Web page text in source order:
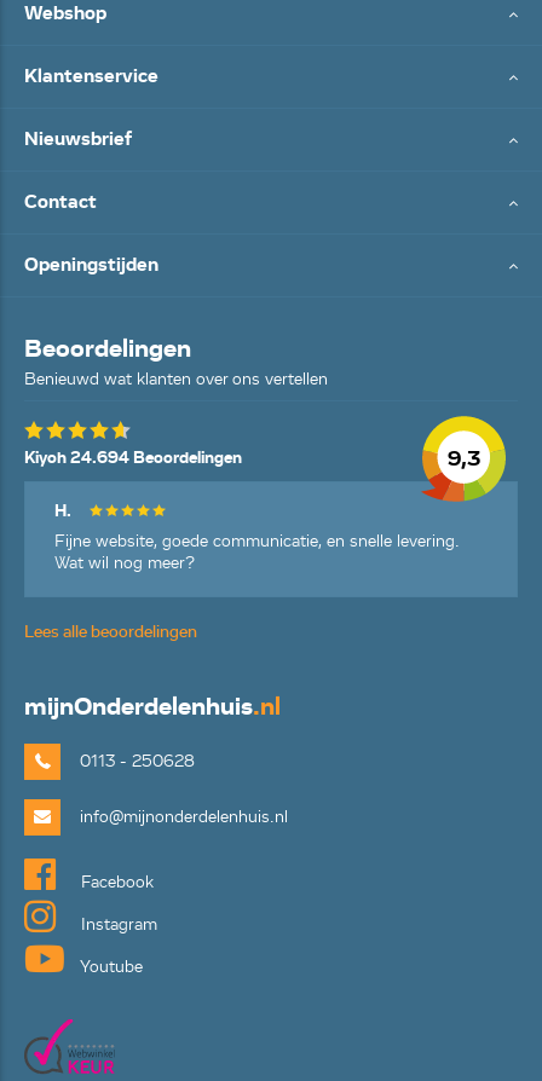
Webshop
Klantenservice
Nieuwsbrief
Contact
Openingstijden
Beoordelingen
Benieuwd wat klanten over ons vertellen
9,3
Kiyoh 24.694 Beoordelingen
H.
Fijne website, goede communicatie, en snelle levering.
Wat wil nog meer?
Lees alle beoordelingen
mijnOnderdelenhuis.nl
0113 - 250628
info@mijnonderdelenhuis.nl
Facebook
Instagram
Youtube